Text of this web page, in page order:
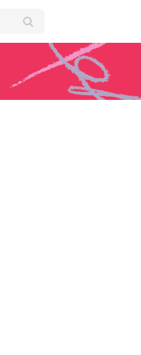
hen » sortira le 26 mars.